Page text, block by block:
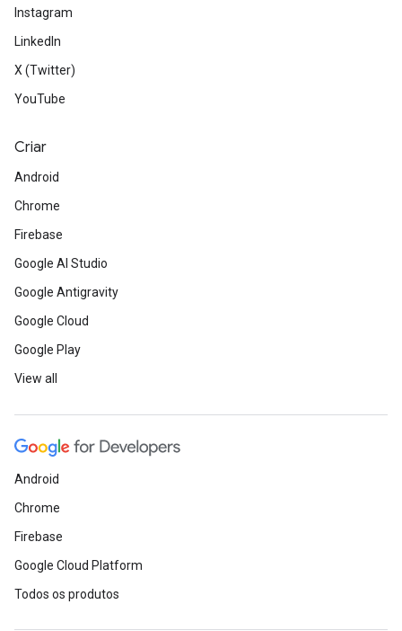
Instagram
LinkedIn
X (Twitter)
YouTube
Criar
Android
Chrome
Firebase
Google AI Studio
Google Antigravity
Google Cloud
Google Play
View all
Android
Chrome
Firebase
Google Cloud Platform
Todos os produtos